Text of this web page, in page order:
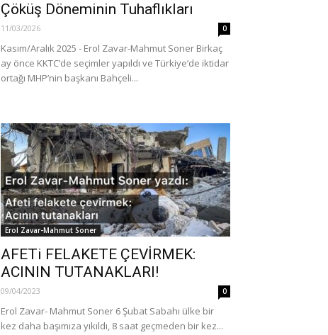
Çöküş Döneminin Tuhaflıkları
11/03/2026 0
Kasım/Aralık 2025 - Erol Zavar-Mahmut Soner Birkaç
ay önce KKTC’de seçimler yapıldı ve Türkiye’de iktidar
ortağı MHP’nin başkanı Bahçeli...
Erol Zavar-Mahmut Soner
AFETi FELAKETE ÇEVİRMEK:
ACININ TUTANAKLARI!
09/04/2023 0
Erol Zavar- Mahmut Soner 6 Şubat Sabahı ülke bir
kez daha başımıza yıkıldı, 8 saat geçmeden bir kez...